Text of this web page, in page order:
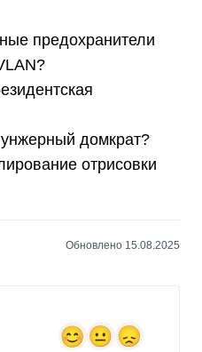
предохранители
домкрат?
отрисовки
Обновлено 15.08.2025